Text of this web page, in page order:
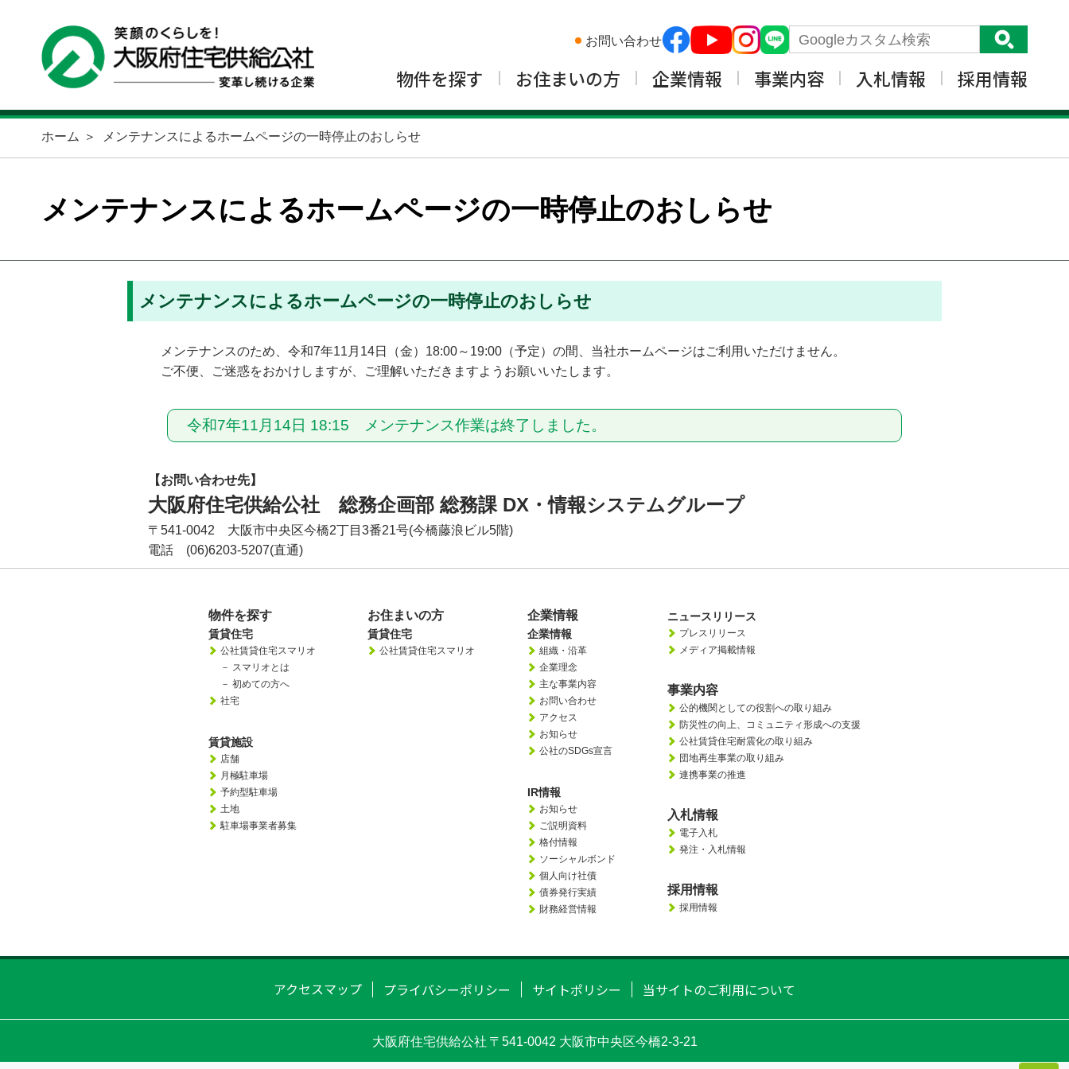
お問い合わせ
物件を探す お住まいの方 企業情報 事業内容 入札情報 採用情報
ホーム メンテナンスによるホームページの一時停止のおしらせ
メンテナンスによるホームページの一時停止のおしらせ
メンテナンスによるホームページの一時停止のおしらせ
メンテナンスのため、令和7年11月14日（金）18:00～19:00（予定）の間、当社ホームページはご利用いただけません。
ご不便、ご迷惑をおかけしますが、ご理解いただきますようお願いいたします。
令和7年11月14日 18:15 メンテナンス作業は終了しました。
【お問い合わせ先】
大阪府住宅供給公社 総務企画部 総務課 DX・情報システムグループ
〒541-0042 大阪市中央区今橋2丁目3番21号(今橋藤浪ビル5階)
電話 (06)6203-5207(直通)
物件を探す
賃貸住宅
公社賃貸住宅スマリオ
－ スマリオとは
－ 初めての方へ
社宅
賃貸施設
店舗
月極駐車場
予約型駐車場
土地
駐車場事業者募集
お住まいの方
賃貸住宅
公社賃貸住宅スマリオ
企業情報
企業情報
組織・沿革
企業理念
主な事業内容
お問い合わせ
アクセス
お知らせ
公社のSDGs宣言
IR情報
お知らせ
ご説明資料
格付情報
ソーシャルボンド
個人向け社債
債券発行実績
財務経営情報
ニュースリリース
プレスリリース
メディア掲載情報
事業内容
公的機関としての役割への取り組み
防災性の向上、 コミュニティ形成への支援
公社賃貸住宅耐震化の取り組み
団地再生事業の取り組み
連携事業の推進
入札情報
電子入札
発注・入札情報
採用情報
採用情報
アクセスマップ プライバシーポリシー サイトポリシー 当サイトのご利用について
大阪府住宅供給公社 〒541-0042 大阪市中央区今橋2-3-21